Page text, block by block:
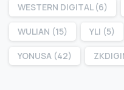
WESTERN DIGITAL(6)
WULIAN (15) YLI (5)
YONUSA (42)